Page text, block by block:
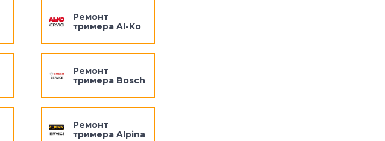
Ремонт
тримера Al-Ko
Ремонт
тримера Bosch
Ремонт
тримера Alpina